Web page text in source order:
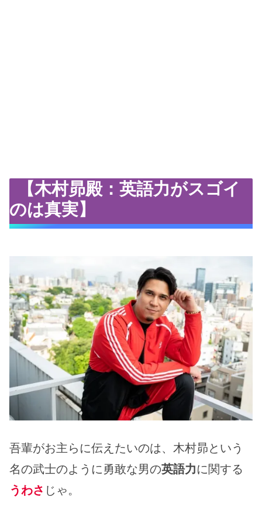
【木村昴殿：英語力がスゴイ
のは真実】
吾輩がお主らに伝えたいのは、木村昴という
名の武士のように勇敢な男の英語力に関する
うわさ じゃ。